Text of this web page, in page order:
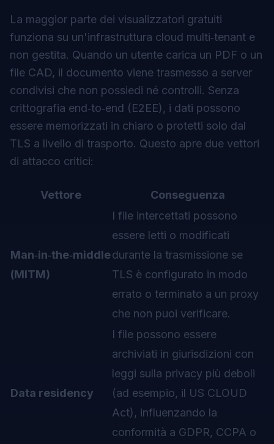
La maggior parte dei visualizzatori gratuiti
funziona su un'infrastruttura cloud multi‑tenant e
non gestita. Quando un utente carica un PDF o un
file CAD, il documento viene trasmesso a server
condivisi che non possiedi né controlli. Senza
crittografia end‑to‑end (E2EE), i dati possono
essere memorizzati in chiaro o protetti solo dal
TLS a livello di trasporto. Questo apre due vettori
di attacco critici:
Vettore Conseguenza
Man‑in‑the‑middle
(MITM)
I file intercettati possono
essere letti o modificati
durante la trasmissione se
TLS è configurato in modo
errato o terminato a un proxy
che non puoi verificare.
Data residency
I file possono essere
archiviati in giurisdizioni con
leggi sulla privacy più deboli
(ad esempio, il US CLOUD
Act), influenzando la
conformità a GDPR, CCPA o